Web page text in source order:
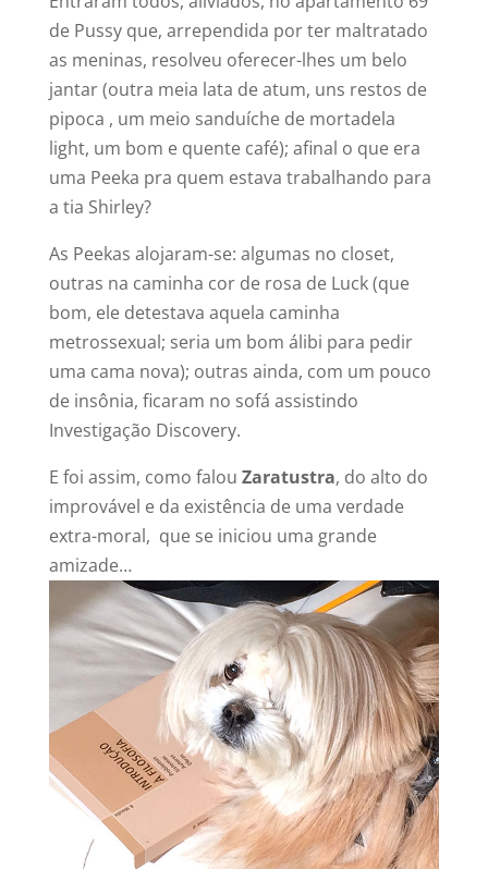
de Pussy que, arrependida por ter maltratado
as meninas, resolveu oferecer-lhes um belo
jantar (outra meia lata de atum, uns restos de
pipoca , um meio sanduíche de mortadela
light, um bom e quente café); afinal o que era
uma Peeka pra quem estava trabalhando para
a tia Shirley?
As Peekas alojaram-se: algumas no closet,
outras na caminha cor de rosa de Luck (que
bom, ele detestava aquela caminha
metrossexual; seria um bom álibi para pedir
uma cama nova); outras ainda, com um pouco
de insônia, ficaram no sofá assistindo
Investigação Discovery.
E foi assim, como falou Zaratustra, do alto do
improvável e da existência de uma verdade
extra-moral, que se iniciou uma grande
amizade…